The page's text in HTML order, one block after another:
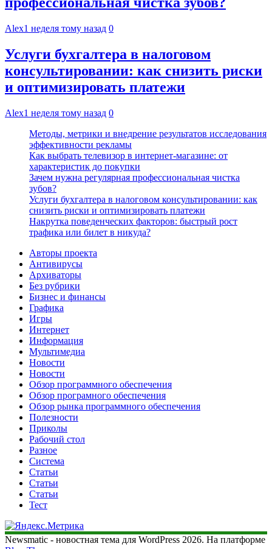
Alex1 неделя тому назад 0
Услуги бухгалтера в налоговом
консультировании: как снизить риски
и оптимизировать платежи
Alex1 неделя тому назад 0
Методы, метрики и внедрение результатов исследования
эффективности рекламы
Как выбрать телевизор в интернет-магазине: от
характеристик до покупки
Зачем нужна регулярная профессиональная чистка
зубов?
Услуги бухгалтера в налоговом консультировании: как
снизить риски и оптимизировать платежи
Накрутка поведенческих факторов: быстрый рост
трафика или билет в никуда?
Авторы проекта
Антивирусы
Архиваторы
Без рубрики
Бизнес и финансы
Графика
Игры
Интернет
Информация
Мультимедиа
Новости
Новости
Обзор программного обеспечения
Обзор програмного обеспечения
Обзор рынка программного обеспечения
Полезности
Приколы
Рабочий стол
Разное
Система
Статьи
Статьи
Статьи
Тест
Newsmatic - новостная тема для WordPress 2026. На платформе